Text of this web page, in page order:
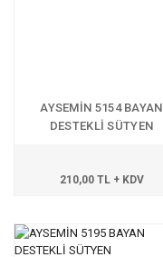
AYSEMİN 5154 BAYAN
DESTEKLİ SÜTYEN
210,00 TL + KDV